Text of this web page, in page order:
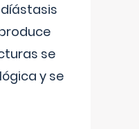
se
y se